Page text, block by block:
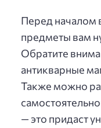
Перед началом
предметы вам
Обратите
антикварные
Также можно
— это придаст